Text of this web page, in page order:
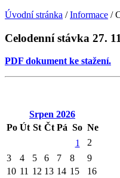
Úvodní stránka /Informace /
Celodenní stávka 27.
PDF dokument ke stažení.
Srpen 2026
Po Út St Čt Pá So Ne
1
2
3
4 5 6 7 8
9
10 11 12 13 14 15
16